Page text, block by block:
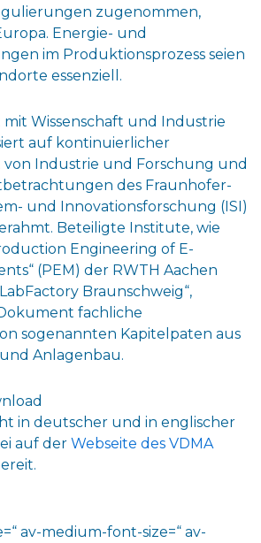
zugenommen,
Energie- und
im Produktionsprozess seien
essenziell.
Wissenschaft und Industrie
auf kontinuierlicher
von Industrie und Forschung und
des Fraunhofer-
und Innovationsforschung (ISI)
Beteiligte Institute, wie
Engineering of E-
(PEM) der RWTH Aachen
Braunschweig“,
fachliche
sogenannten Kapitelpaten aus
Anlagenbau.
in deutscher und in englischer
auf der Webseite des VDMA
av-medium-font-size=“ av-